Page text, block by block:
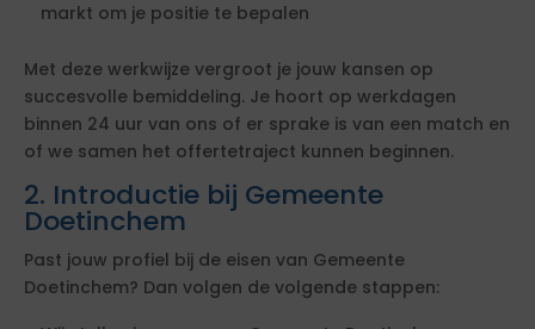
markt om je positie te bepalen
Met deze werkwijze vergroot je jouw kansen op
succesvolle bemiddeling. Je hoort op werkdagen
binnen 24 uur van ons of er sprake is van een match en
of we samen het offertetraject kunnen beginnen.
2. Introductie bij Gemeente
Doetinchem
Past jouw profiel bij de eisen van Gemeente
Doetinchem? Dan volgen de volgende stappen: